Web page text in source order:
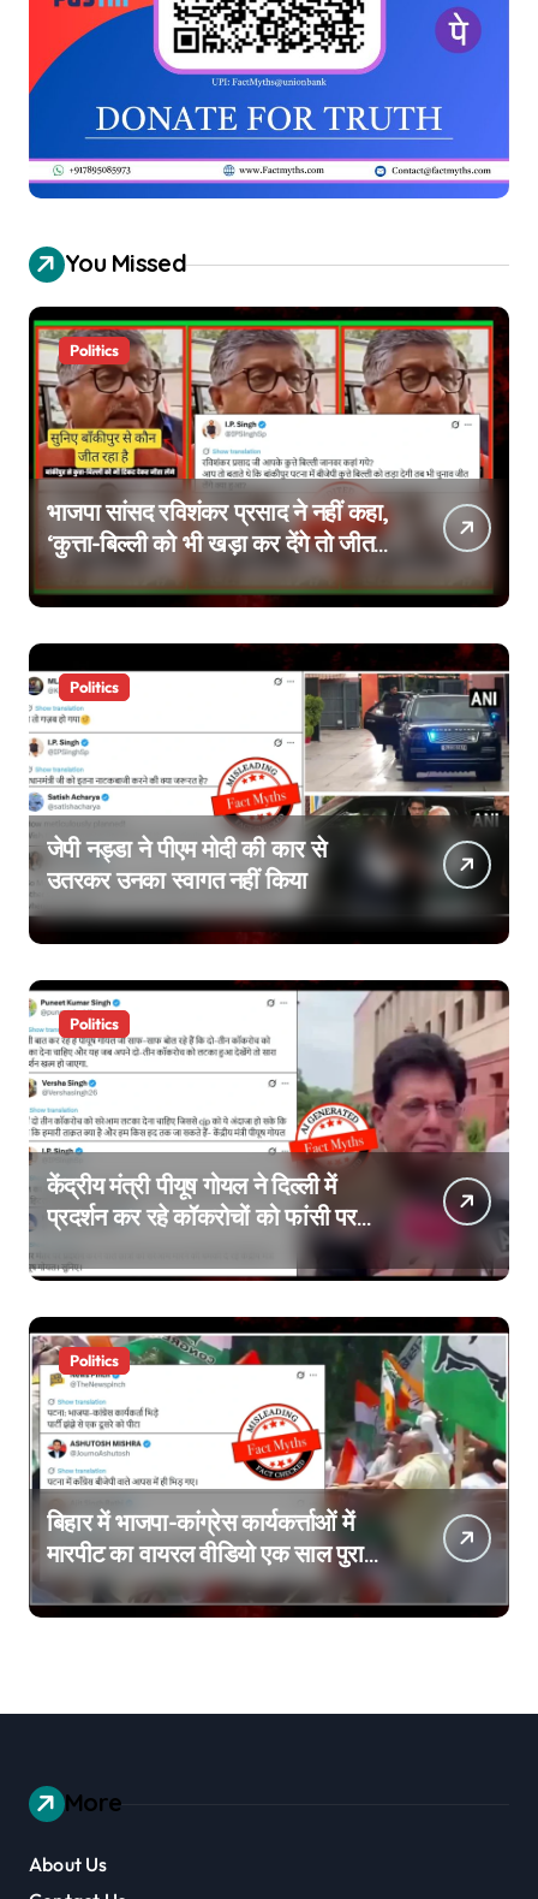
You Missed
Politics
भाजपा सांसद रविशंकर प्रसाद ने नहीं कहा,
‘कुत्ता-बिल्ली को भी खड़ा कर देंगे तो जीत
जाएंगे’, वायरल वीडियो एडिटेड है
Politics
जेपी नड्डा ने पीएम मोदी की कार से
उतरकर उनका स्वागत नहीं किया
Politics
केंद्रीय मंत्री पीयूष गोयल ने दिल्ली में
प्रदर्शन कर रहे कॉकरोचों को फांसी पर
लटकाने की बात नहीं की, वायरल वीडियो
AI जेनरेटेड है
Politics
बिहार में भाजपा-कांग्रेस कार्यकर्त्ताओं में
मारपीट का वायरल वीडियो एक साल पुराना
है
More
About Us